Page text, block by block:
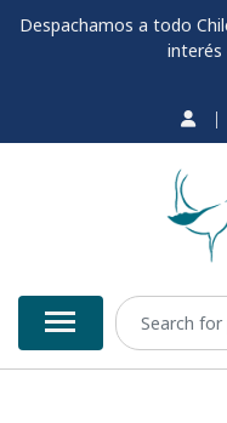
Despachamos a todo
interés
|